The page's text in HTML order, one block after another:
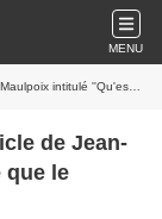
MENU
''Qu'est-ce que le lyrisme''
de Jean-
que le